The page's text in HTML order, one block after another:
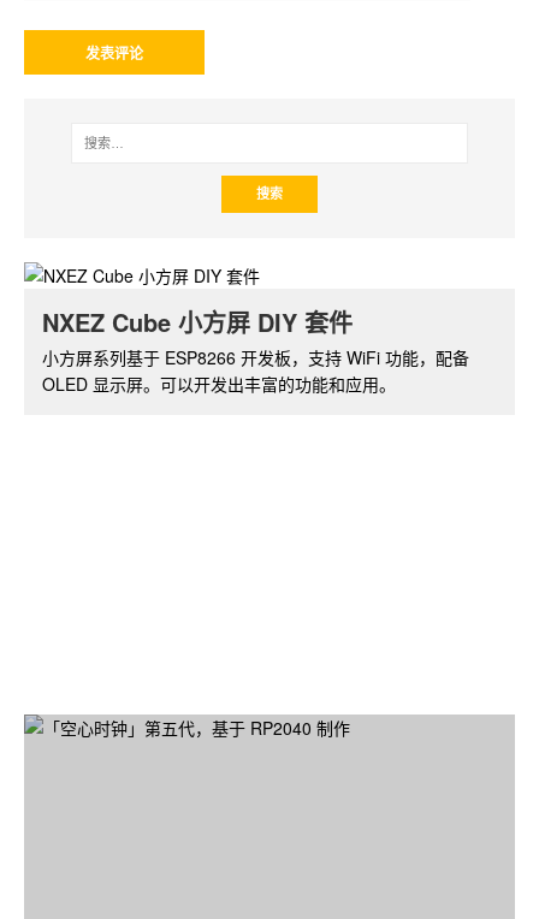
NXEZ Cube 小方屏 DIY 套件
小方屏系列基于 ESP8266 开发板，支持 WiFi 功能，配备
OLED 显示屏。可以开发出丰富的功能和应用。